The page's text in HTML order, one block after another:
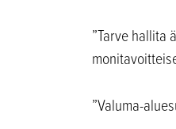
”Tarve hallita
”Valuma-